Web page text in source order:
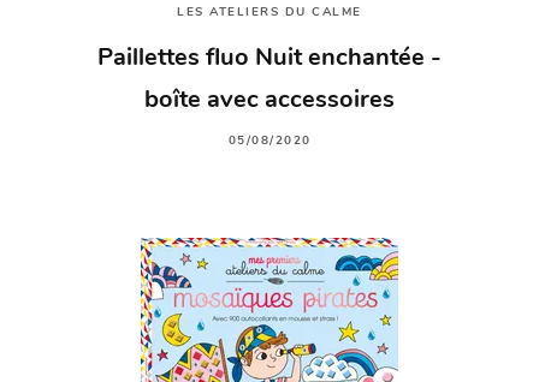
LES ATELIERS DU CALME
Paillettes fluo Nuit enchantée -
boîte avec accessoires
05/08/2020